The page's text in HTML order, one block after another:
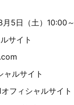
5日（土）10:00～
サイト
ルサイト
フィシャルサイト